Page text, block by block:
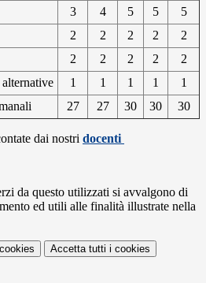
3 4 5 5
5
2 2 2 2
2
2 2 2 2
2
1 1 1 1
1
27 27 30 30 30
dai nostri docenti
da questo utilizzati si avvalgono di
ed utili alle finalità illustrate nella
Accetta tutti i cookies